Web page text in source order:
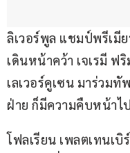
ลิเวอร์พูล แชมป์พรีเมีย
เดินหน้าคว้า เจเรมี ฟ
เลเวอร์คูเซน มาร่วมทั
ฝ่าย ก็มีความคืบหน้าไ
โฟลเรียน เพลตเทนเบิ